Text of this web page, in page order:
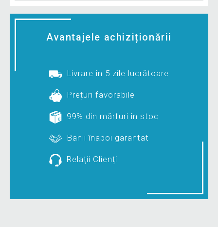
Avantajele achiziționării
Livrare în 5 zile lucrătoare
Prețuri favorabile
99% din mărfuri în stoc
Banii înapoi garantat
Relații Clienți